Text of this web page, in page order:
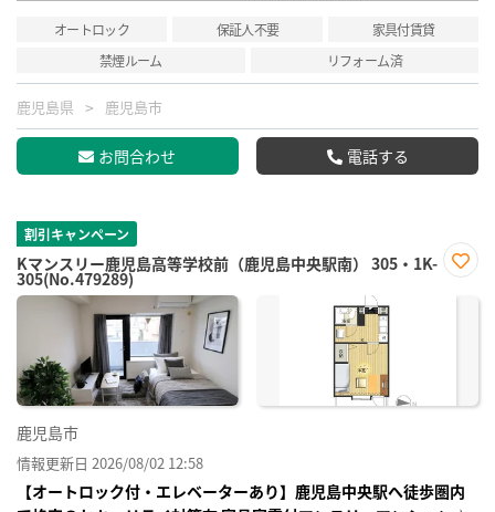
オートロック 保証人不要
家具付賃貸
禁煙ルーム
リフォーム済
鹿児島県 鹿児島市
お問合わせ 電話する
割引キャンペーン
Kマンスリー鹿児島高等学校前（鹿児島中央駅南） 305・1K-
305(No.479289)
に入
鹿児島市
情報更新日 2026/08/02 12:58
【オートロック付・エレベーターあり】鹿児島中央駅へ徒歩圏内